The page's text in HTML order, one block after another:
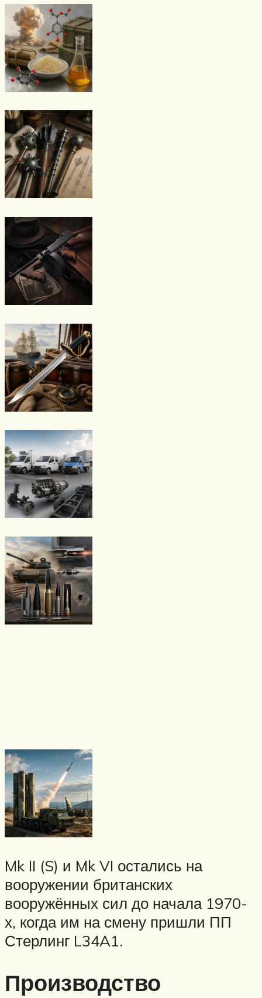
Mk II (S) и Mk VI остались на
вооружении британских
вооружённых сил до начала 1970-
х, когда им на смену пришли ПП
Стерлинг L34A1.
Производство